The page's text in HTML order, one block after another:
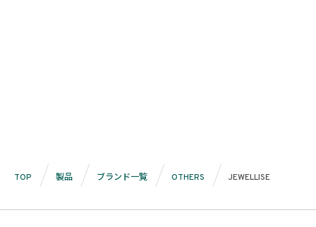
TOP 製品 ブランド一覧 OTHERS JEWELLISE